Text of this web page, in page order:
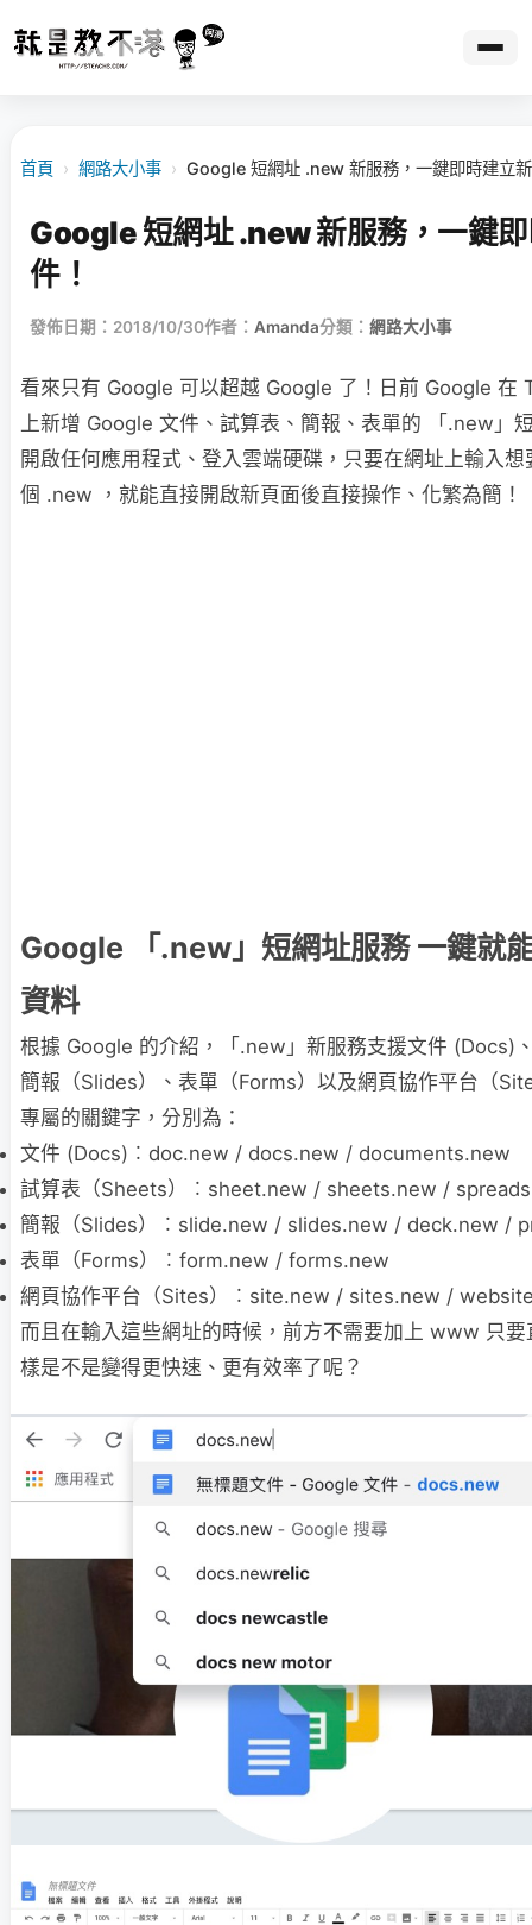
首頁 › 網路大小事 › Google 短網址 .new 新服務，一鍵即時建立
Google 短網址 .new 新服務，一鍵
件！
發佈日期：2018/10/30作者： Amanda分類： 網路大小事
看來只有 Google 可以超越 Google 了！日前 Google 在
上新增 Google 文件、試算表、簡報、表單的 「.new」
開啟任何應用程式、登入雲端硬碟，只要在網址上輸入
個 .new ，就能直接開啟新頁面後直接操作、化繁為簡！
Google 「.new」短網址服務 一鍵就
資料
根據 Google 的介紹，「.new」新服務支援文件 (Docs)
簡報（Slides）、表單（Forms）以及網頁協作平台（
專屬的關鍵字，分別為：
文件 (Docs)︰doc.new / docs.new / documents.new
試算表（Sheets）︰sheet.new / sheets.new /
簡報（Slides）︰slide.new / slides.new / deck.new /
表單（Forms）︰form.new / forms.new
網頁協作平台（Sites）︰site.new / sites.new /
而且在輸入這些網址的時候，前方不需要加上 www 只
樣是不是變得更快速、更有效率了呢？